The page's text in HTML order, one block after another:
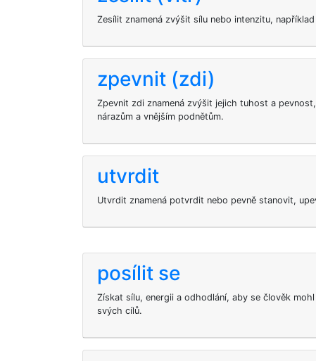
Zesílit znamená zvýšit sílu nebo intenzitu,
zpevnit (zdi)
Zpevnit zdi znamená zvýšit jejich tuhost a
nárazům a vnějším podnětům.
utvrdit
Utvrdit znamená potvrdit nebo pevně stanovit,
posílit se
Získat sílu, energii a odhodlání, aby se člověk
svých cílů.